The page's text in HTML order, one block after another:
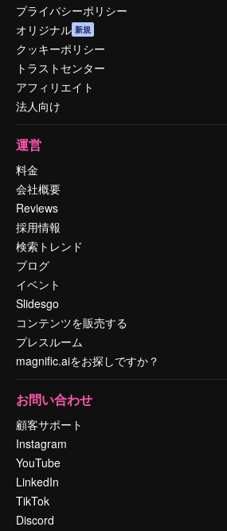
プライバシーポリシー
オリジナル 新規
クッキーポリシー
トラストセンター
アフィリエイト
法人向け
運営
料金
会社概要
Reviews
採用情報
検索トレンド
ブログ
イベント
Slidesgo
コンテンツを販売する
プレスルーム
magnific.aiをお探しですか？
お問い合わせ
顧客サポート
Instagram
YouTube
LinkedIn
TikTok
Discord